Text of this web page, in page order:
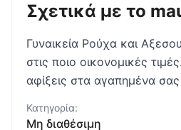
Σχετικά με το
Γυναικεία Ρούχα και
στις ποιο οικονομικές
αφίξεις στα αγαπημένα
Κατηγορία:
Μη διαθέσιμη